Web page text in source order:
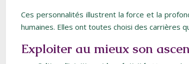
Ces personnalités illustrent la force et la
humaines. Elles ont toutes choisi des carrières
Exploiter au mieux son